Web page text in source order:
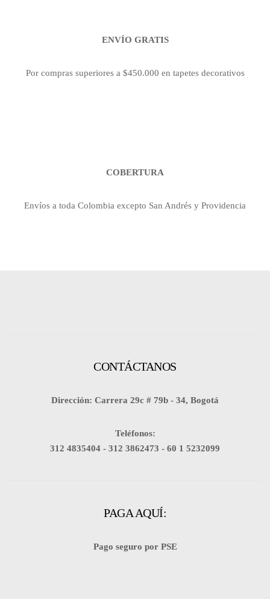
ENVÍO GRATIS
Por compras superiores a $450.000 en tapetes decorativos
COBERTURA
Envíos a toda Colombia excepto San Andrés y Providencia
CONTÁCTANOS
Dirección: Carrera 29c # 79b - 34, Bogotá
Teléfonos:
312 4835404 - 312 3862473 - 60 1 5232099
PAGA AQUÍ:
Pago seguro por PSE